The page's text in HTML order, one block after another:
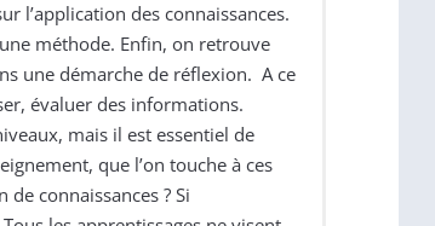
l’application des connaissances.
méthode. Enfin, on retrouve
une démarche de réflexion. A ce
évaluer des informations.
mais il est essentiel de
que l’on touche à ces
connaissances ? Si